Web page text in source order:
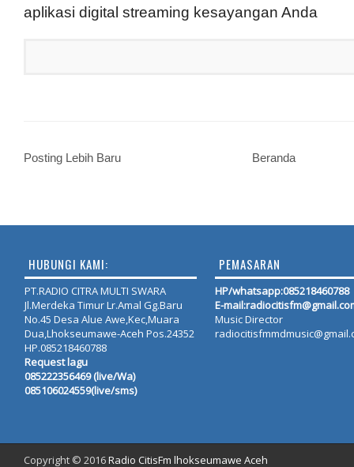
aplikasi digital streaming kesayangan Anda
Posting Lebih Baru Beranda
HUBUNGI KAMI:
PT.RADIO CITRA MULTI SWARA
Jl.Merdeka Timur Lr.Amal Gg.Baru
No.45 Desa Alue Awe,Kec,Muara
Dua,Lhokseumawe-Aceh Pos.24352
HP.085218460788
Request lagu
085222356469 (live/Wa)
085106024559(live/sms)
PEMASARAN
HP/whatsapp:085218460788
E-
Music Director
Copyright © 2016Radio CitisFm lhokseumawe Aceh